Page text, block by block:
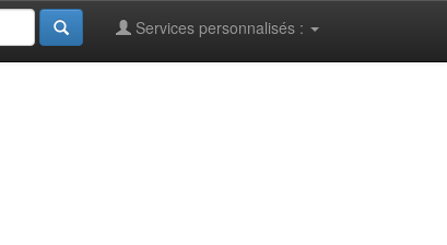
Services personnalisés :